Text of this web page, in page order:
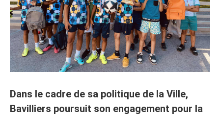
Dans le cadre de sa politique de la Ville,
Bavilliers poursuit son engagement pour la